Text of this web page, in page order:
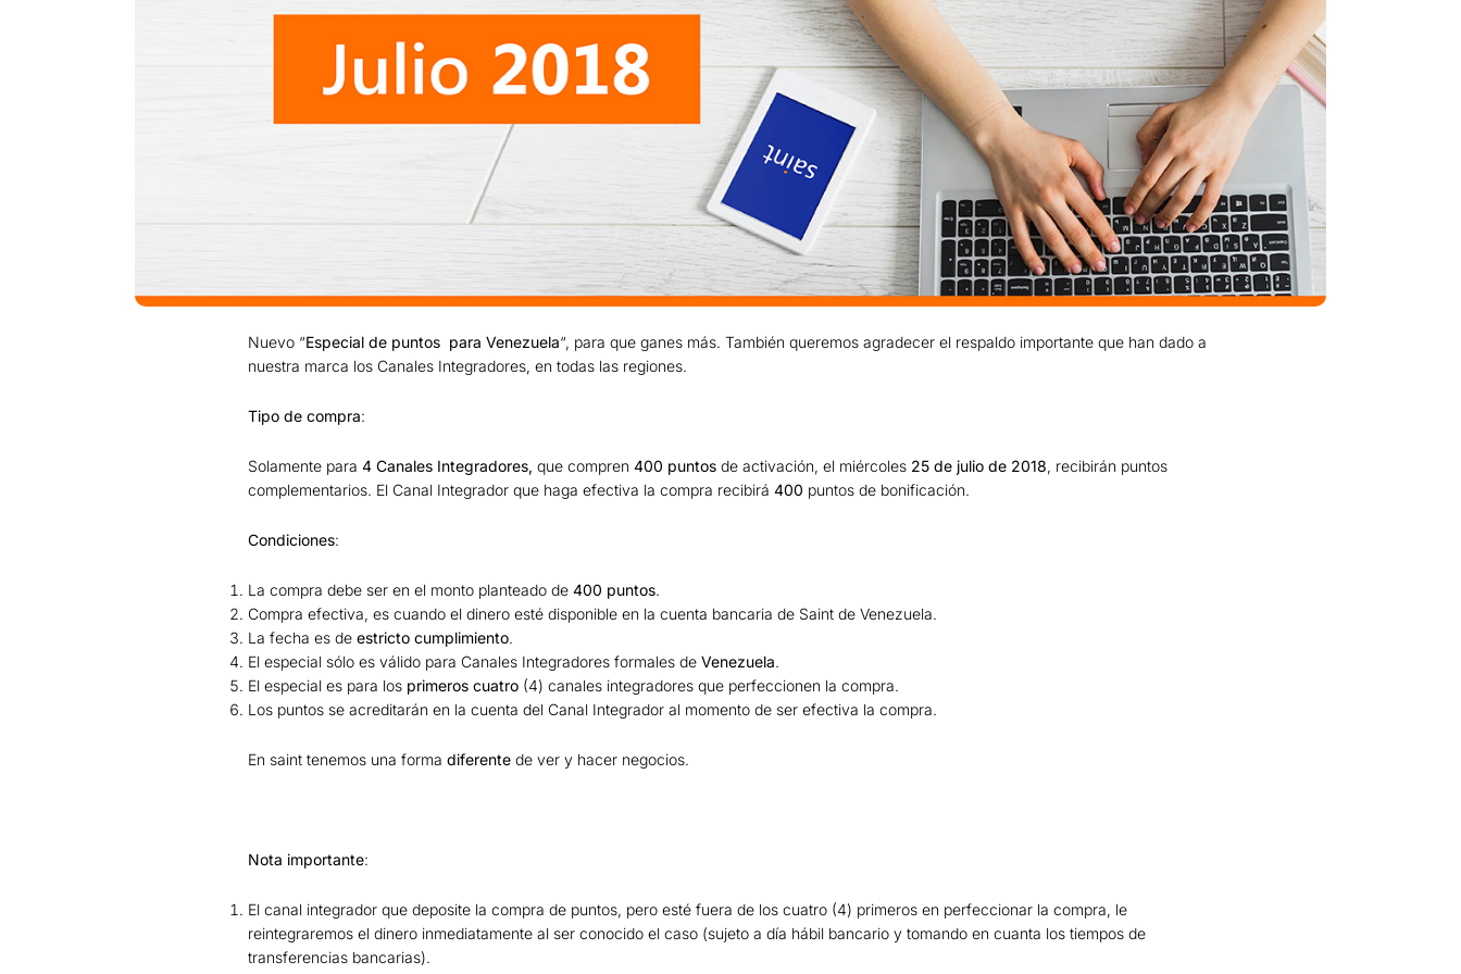
Nuevo “Especial de puntos para Venezuela“, para que ganes más. También queremos agradecer el respaldo importante que han dado a
nuestra marca los Canales Integradores, en todas las regiones.
Tipo de compra:
Solamente para 4 Canales Integradores, que compren 400 puntos de activación, el miércoles 25 de julio de 2018, recibirán puntos
complementarios. El Canal Integrador que haga efectiva la compra recibirá 400 puntos de bonificación.
Condiciones:
La compra debe ser en el monto planteado de 400 puntos.
Compra efectiva, es cuando el dinero esté disponible en la cuenta bancaria de Saint de Venezuela.
La fecha es de estricto cumplimiento.
El especial sólo es válido para Canales Integradores formales de Venezuela.
El especial es para los primeros cuatro (4) canales integradores que perfeccionen la compra.
Los puntos se acreditarán en la cuenta del Canal Integrador al momento de ser efectiva la compra.
En saint tenemos una forma diferente de ver y hacer negocios.
Nota importante:
El canal integrador que deposite la compra de puntos, pero esté fuera de los cuatro (4) primeros en perfeccionar la compra, le
reintegraremos el dinero inmediatamente al ser conocido el caso (sujeto a día hábil bancario y tomando en cuanta los tiempos de
transferencias bancarias).